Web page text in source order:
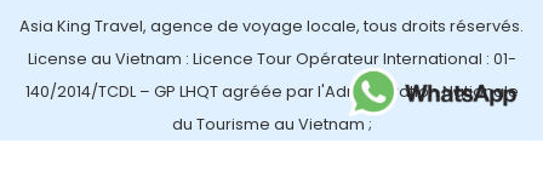
Asia King Travel, agence de voyage locale, tous droits réservés.
License au Vietnam : Licence Tour Opérateur International : 01-
140/2014/TCDL – GP LHQT agréée par l'Administration Nationale
du Tourisme au Vietnam ;